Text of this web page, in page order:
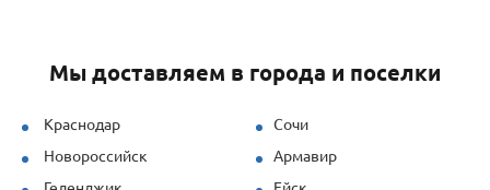
специалисты быстро рассчитывали
Продукция (опалубка перекрытий и
стеновая) показала себя отлично даже
Мы доставляем в города и поселки
Краснодар
Сочи
Новороссийск
Армавир